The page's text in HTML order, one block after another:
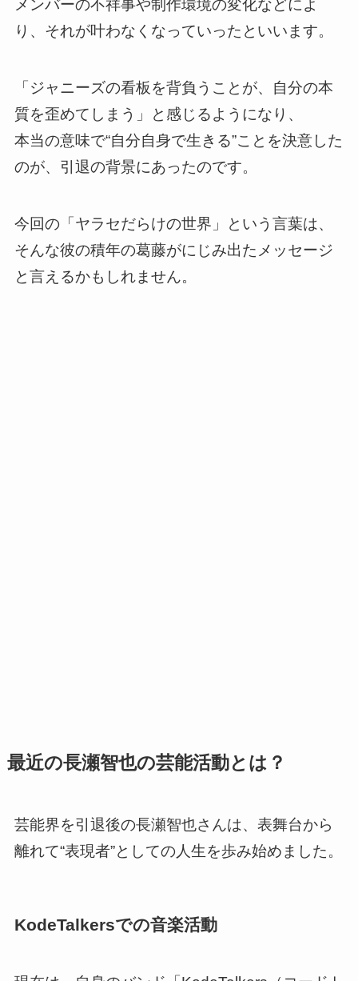
メンバーの不祥事や制作環境の変化などによ
り、それが叶わなくなっていったといいます。
「ジャニーズの看板を背負うことが、自分の本
質を歪めてしまう」と感じるようになり、
本当の意味で“自分自身で生きる”ことを決意した
のが、引退の背景にあったのです。
今回の「ヤラセだらけの世界」という言葉は、
そんな彼の積年の葛藤がにじみ出たメッセージ
と言えるかもしれません。
最近の長瀬智也の芸能活動とは？
芸能界を引退後の長瀬智也さんは、表舞台から
離れて“表現者”としての人生を歩み始めました。
KodeTalkersでの音楽活動